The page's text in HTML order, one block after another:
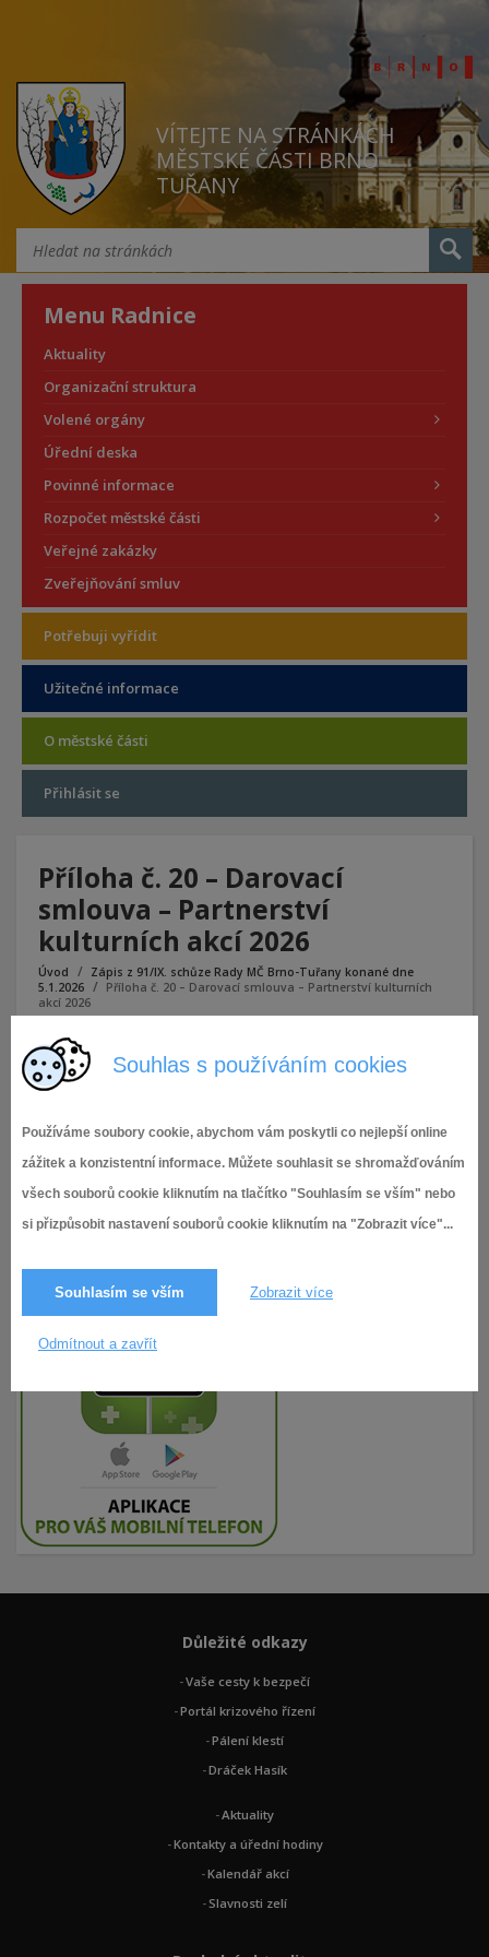
Souhlas s používáním cookies
Používáme soubory cookie, abychom vám poskytli co nejlepší online
zážitek a konzistentní informace. Můžete souhlasit se shromažďováním
všech souborů cookie kliknutím na tlačítko "Souhlasím se vším" nebo
si přizpůsobit nastavení souborů cookie kliknutím na "Zobrazit více"...
Souhlasím se vším Zobrazit více
Odmítnout a zavřít
VÍTEJTE NA STRÁNKÁCH
MĚSTSKÉ ČÁSTI BRNO
TUŘANY
Menu Radnice
Aktuality
Organizační struktura
Volené orgány
Úřední deska
Povinné informace
Rozpočet městské části
Veřejné zakázky
Zveřejňování smluv
Potřebuji vyřídit
Užitečné informace
O městské části
Přihlásit se
Příloha č. 20 – Darovací
smlouva – Partnerství
kulturních akcí 2026
Úvod
Zápis z 91/IX. schůze Rady MČ Brno-Tuřany konané dne
5.1.2026
Příloha č. 20 – Darovací smlouva – Partnerství kulturních
akcí 2026
Příloha č. 20 - Darovací smlouva - Partnerství kulturních akcí
2026
Důležité odkazy
Vaše cesty k bezpečí
Portál krizového řízení
Pálení klestí
Dráček Hasík
Aktuality
Kontakty a úřední hodiny
Kalendář akcí
Slavnosti zelí